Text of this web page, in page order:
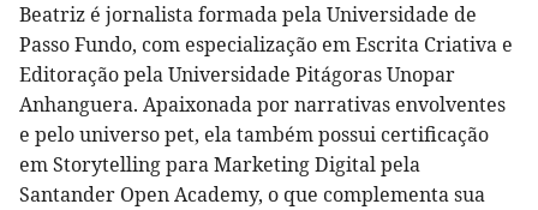
Beatriz é jornalista formada pela Universidade de
Passo Fundo, com especialização em Escrita Criativa e
Editoração pela Universidade Pitágoras Unopar
Anhanguera. Apaixonada por narrativas envolventes
e pelo universo pet, ela também possui certificação
em Storytelling para Marketing Digital pela
Santander Open Academy, o que complementa sua